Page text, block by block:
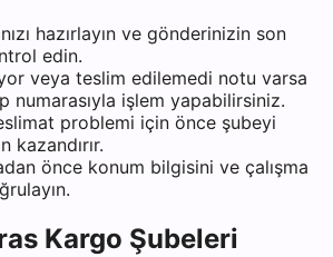
hazırlayın ve gönderinizin son
edin.
veya teslim edilemedi notu varsa
numarasıyla işlem yapabilirsiniz.
problemi için önce şubeyi
kazandırır.
önce konum bilgisini ve çalışma
Kargo Şubeleri